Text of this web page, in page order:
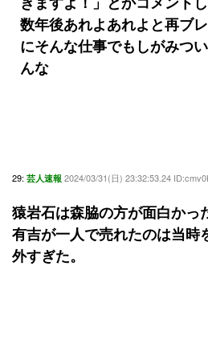
数年後あれよあれよと再ブ
にそんな仕事でもしがみつ
んな
29: 芸人速報 2024/03/31(日) 23:32:53.24
猿岩石は森脇の方が面白かっ
有吉が一人で売れたのは当時
外すぎた。